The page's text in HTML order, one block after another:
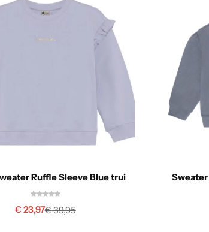
Ruffle Sleeve Blue trui
€39,95
€ 23,97